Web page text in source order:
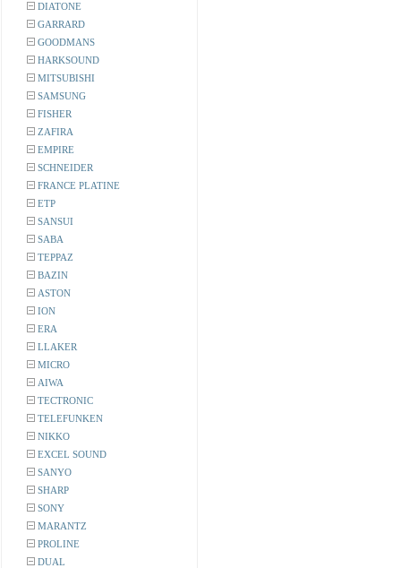
DIATONE
GARRARD
GOODMANS
HARKSOUND
MITSUBISHI
SAMSUNG
FISHER
ZAFIRA
EMPIRE
SCHNEIDER
FRANCE PLATINE
ETP
SANSUI
SABA
TEPPAZ
BAZIN
ASTON
ION
ERA
LLAKER
MICRO
AIWA
TECTRONIC
TELEFUNKEN
NIKKO
EXCEL SOUND
SANYO
SHARP
SONY
MARANTZ
PROLINE
DUAL